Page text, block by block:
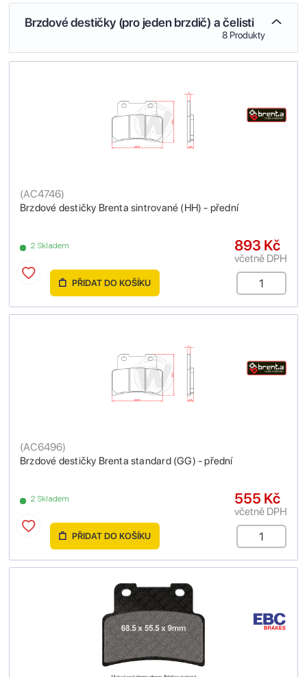
Brzdové destičky (pro jeden brzdič) a čelisti
8 Produkty
Brzdové destičky Brenta sintrované (HH) - přední
(AC4746)
2 Skladem 893 Kč
včetně DPH
PŘIDAT DO KOŠÍKU
Brzdové destičky Brenta standard (GG) - přední
(AC6496)
2 Skladem 555 Kč
včetně DPH
PŘIDAT DO KOŠÍKU